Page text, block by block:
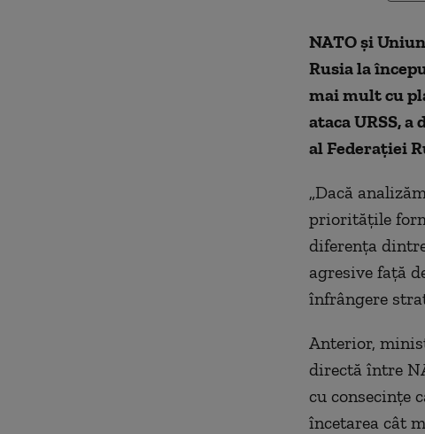
NATO și
Rusia la
mai mult cu
ataca URSS,
al Federației
„Dacă
prioritățile
diferența
agresive față
înfrângere
Anterior,
directă între
cu consecințe
încetarea cât